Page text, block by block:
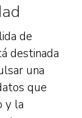
de
destinada
una
que
y la